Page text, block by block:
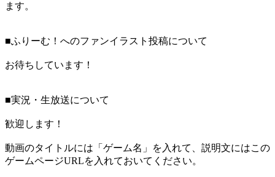
ます。
■ふりーむ！へのファンイラスト投稿について
お待ちしています！
■実況・生放送について
歓迎します！
動画のタイトルには「ゲーム名」を入れて、説明文にはこの
ゲームページURLを入れておいてください。